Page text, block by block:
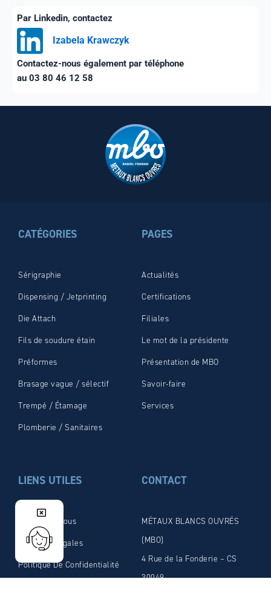
Par Linkedin, contactez
Izabela Krawczyk
Contactez-nous également par téléphone
au 03 80 46 12 58
CATÉGORIES
Sérigraphie
Dispensing / Jetprinting
Die Attach
Fils de soudure étain
Préformes
Brasage vague / sélectif
Trempé / Étamage
Plomberie / Sanitaires
PAGES
Actualités
Certifications
Filiales
Le mot de la présidente
Présentation de MBO
Savoir-faire
Services
LIENS UTILES
Contactez-Nous
Mentions Légales
Politique De Confidentialité
CONTACT
MÉTAUX BLANCS OUVRÉS
(MBO)
4 Rue de la Fonderie – CS
30049